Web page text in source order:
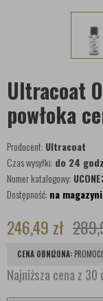
Ultracoat
powłoka
Producent: Ultracoat
Czas wysyłki: do 24
Numer katalogowy:
Dostępność: na
246,49 zł
CENA OBNIŻONA:
Najniższa cena z 30